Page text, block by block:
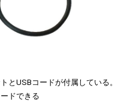
とUSBコードが付属している。
ドできる